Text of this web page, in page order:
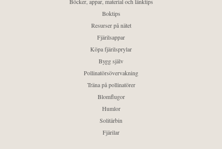
Boktips
Resurser på nätet
Fjärilsappar
Köpa fjärilsprylar
Bygg själv
Pollinatörsövervakning
Träna på pollinatörer
Blomflugor
Humlor
Solitärbin
Fjärilar